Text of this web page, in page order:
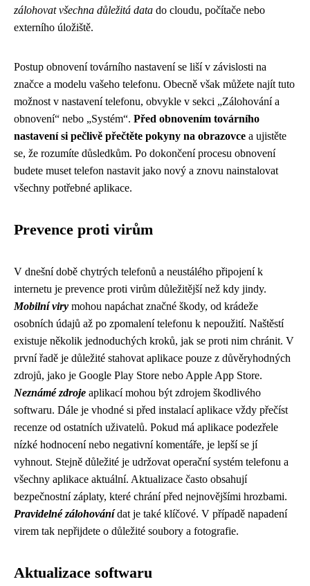
zálohovat všechna důležitá data do cloudu, počítače nebo
externího úložiště.
Postup obnovení továrního nastavení se liší v závislosti na
značce a modelu vašeho telefonu. Obecně však můžete najít tuto
možnost v nastavení telefonu, obvykle v sekci „Zálohování a
obnovení“ nebo „Systém“. Před obnovením továrního
nastavení si pečlivě přečtěte pokyny na obrazovce a ujistěte
se, že rozumíte důsledkům. Po dokončení procesu obnovení
budete muset telefon nastavit jako nový a znovu nainstalovat
všechny potřebné aplikace.
Prevence proti virům
V dnešní době chytrých telefonů a neustálého připojení k
internetu je prevence proti virům důležitější než kdy jindy.
Mobilní viry mohou napáchat značné škody, od krádeže
osobních údajů až po zpomalení telefonu k nepoužití. Naštěstí
existuje několik jednoduchých kroků, jak se proti nim chránit. V
první řadě je důležité stahovat aplikace pouze z důvěryhodných
zdrojů, jako je Google Play Store nebo Apple App Store.
Neznámé zdroje aplikací mohou být zdrojem škodlivého
softwaru. Dále je vhodné si před instalací aplikace vždy přečíst
recenze od ostatních uživatelů. Pokud má aplikace podezřele
nízké hodnocení nebo negativní komentáře, je lepší se jí
vyhnout. Stejně důležité je udržovat operační systém telefonu a
všechny aplikace aktuální. Aktualizace často obsahují
bezpečnostní záplaty, které chrání před nejnovějšími hrozbami.
Pravidelné zálohovánídat je také klíčové. V případě napadení
virem tak nepřijdete o důležité soubory a fotografie.
Aktualizace softwaru